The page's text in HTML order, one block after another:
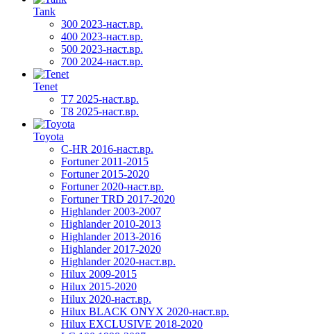
Tank
300 2023-наст.вр.
400 2023-наст.вр.
500 2023-наст.вр.
700 2024-наст.вр.
Tenet
T7 2025-наст.вр.
T8 2025-наст.вр.
Toyota
C-HR 2016-наст.вр.
Fortuner 2011-2015
Fortuner 2015-2020
Fortuner 2020-наст.вр.
Fortuner TRD 2017-2020
Highlander 2003-2007
Highlander 2010-2013
Highlander 2013-2016
Highlander 2017-2020
Highlander 2020-наст.вр.
Hilux 2009-2015
Hilux 2015-2020
Hilux 2020-наст.вр.
Hilux BLACK ONYX 2020-наст.вр.
Hilux EXCLUSIVE 2018-2020